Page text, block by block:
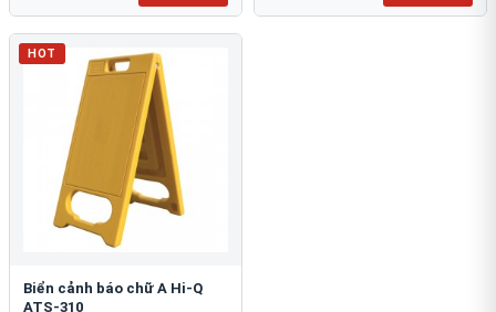
HOT
Biển cảnh báo chữ A Hi-Q
ATS-310